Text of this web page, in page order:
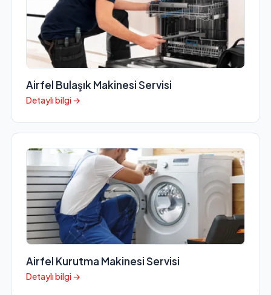
Airfel Bulaşık Makinesi Servisi
Detaylı bilgi →
Airfel Kurutma Makinesi Servisi
Detaylı bilgi →